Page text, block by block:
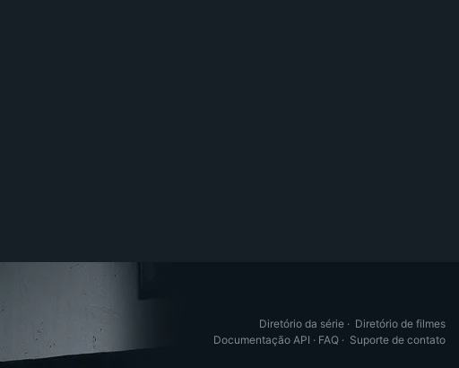
Diretório da série · Diretório de filmes
Documentação API · FAQ · Suporte de contato